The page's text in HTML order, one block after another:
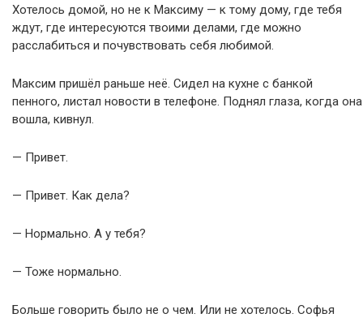
Хотелось домой, но не к Максиму — к тому дому, где тебя
ждут, где интересуются твоими делами, где можно
расслабиться и почувствовать себя любимой.
Максим пришёл раньше неё. Сидел на кухне с банкой
пенного, листал новости в телефоне. Поднял глаза, когда она
вошла, кивнул.
— Привет.
— Привет. Как дела?
— Нормально. А у тебя?
— Тоже нормально.
Больше говорить было не о чем. Или не хотелось. Софья